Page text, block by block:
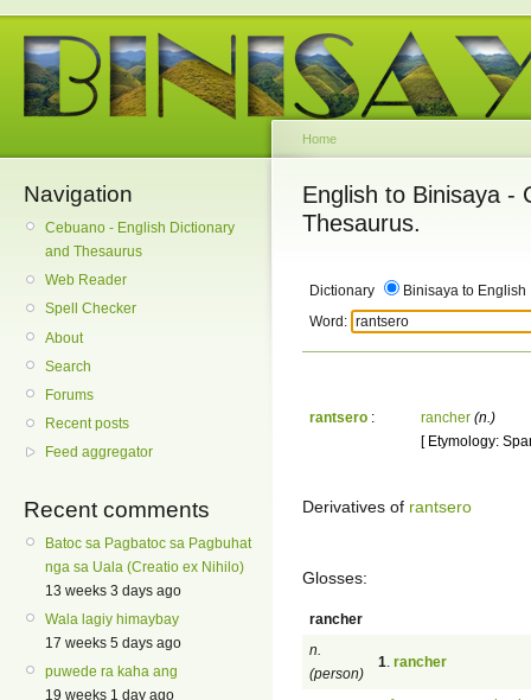
Navigation
Cebuano - English Dictionary
and Thesaurus
Web Reader
Spell Checker
About
Search
Forums
Recent posts
Feed aggregator
Recent comments
Batoc sa Pagbatoc sa Pagbuhat
nga sa Uala (Creatio ex Nihilo)
13 weeks 3 days ago
Wala lagiy himaybay
17 weeks 5 days ago
puwede ra kaha ang
19 weeks 1 day ago
Home
English to Binisaya -
Thesaurus.
Dictionary
Binisaya to English
Word:
rantsero : rancher (n.)
[ Etymology:
Derivatives of rantsero
Glosses:
rancher
n.
(person)
1 rancher